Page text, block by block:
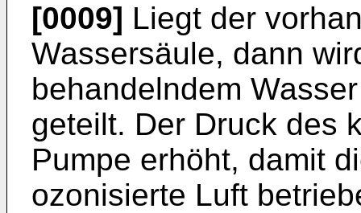
[0009] Liegt der
Wassersäule, dann
behandelndem
geteilt. Der Druck des
Pumpe erhöht, damit
ozonisierte Luft